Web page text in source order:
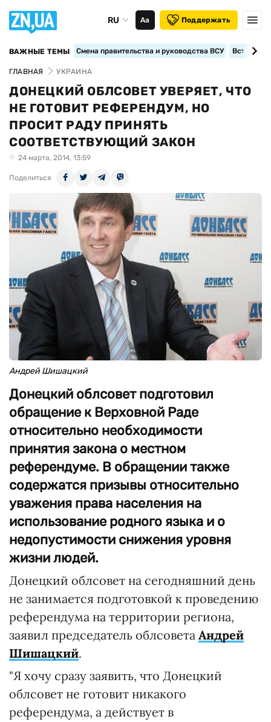
RU Аа Поддержать
ВАЖНЫЕ ТЕМЫ Смена правительства и руководства ВСУ
ГЛАВНАЯ УКРАИНА
ДОНЕЦКИЙ ОБЛСОВЕТ УВЕРЯЕТ, ЧТО
НЕ ГОТОВИТ РЕФЕРЕНДУМ, НО
ПРОСИТ РАДУ ПРИНЯТЬ
СООТВЕТСТВУЮЩИЙ ЗАКОН
24 марта, 2014, 13:59
Поделиться
Андрей Шишацкий
Донецкий облсовет подготовил
обращение к Верховной Раде
относительно необходимости
принятия закона о местном
референдуме. В обращении также
содержатся призывы относительно
уважения права населения на
использование родного языка и о
недопустимости снижения уровня
жизни людей.
Донецкий облсовет на сегодняшний день
не занимается подготовкой к проведению
референдума на территории региона,
заявил председатель облсовета Андрей
Шишацкий.
"Я хочу сразу заявить, что Донецкий
облсовет не готовит никакого
референдума, а действует в